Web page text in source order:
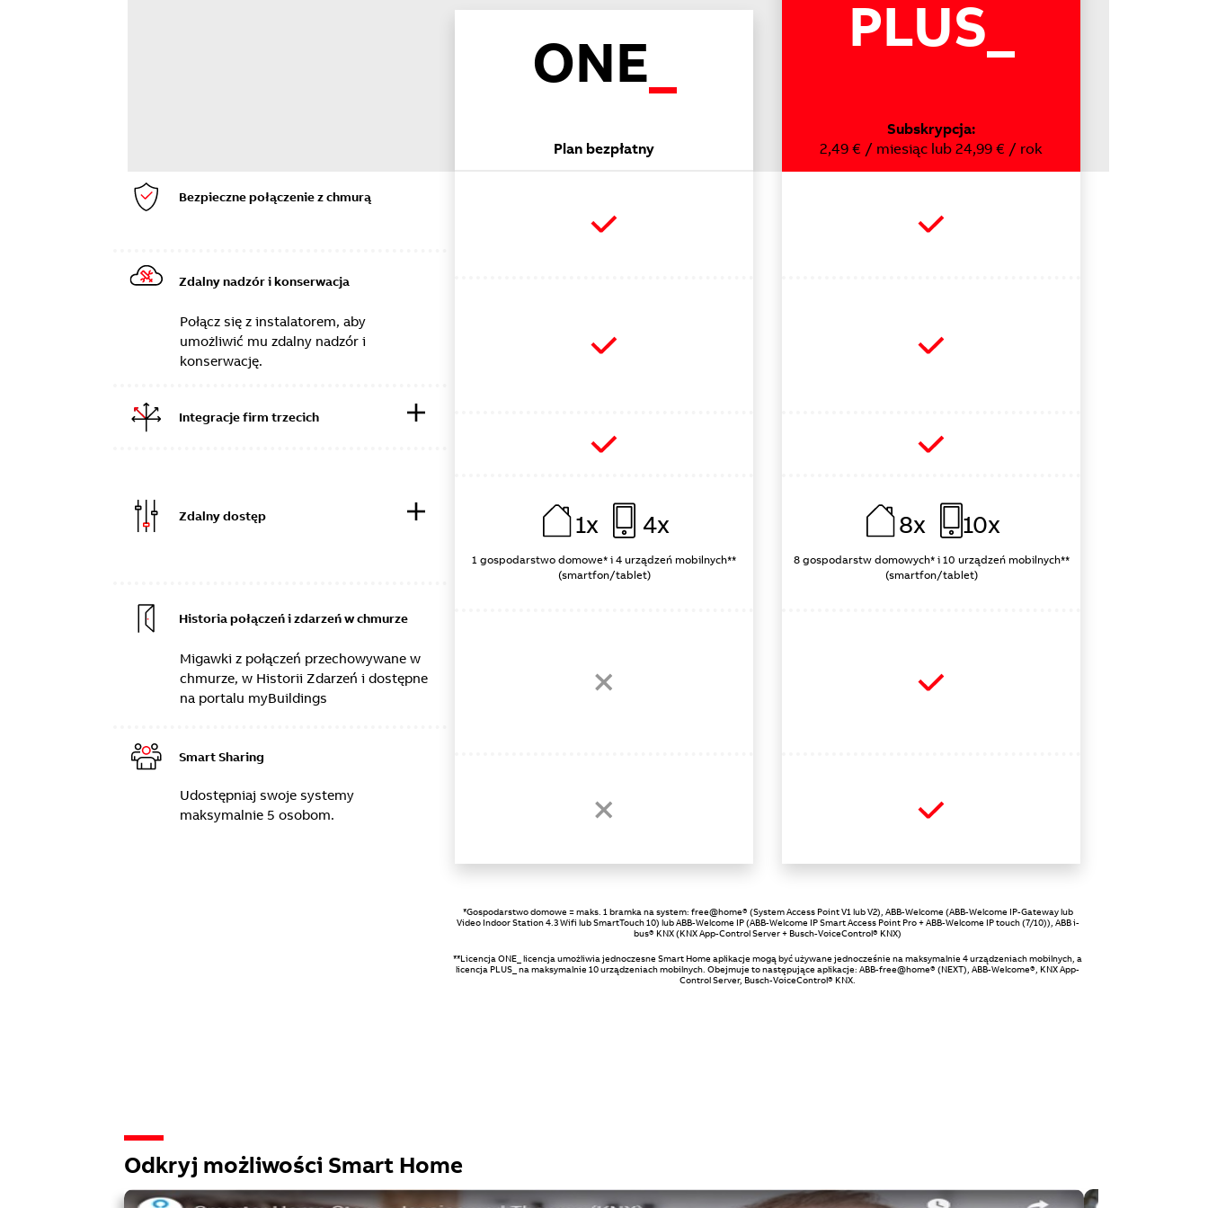
Bezpieczne połączenie z chmurą
Zdalny nadzór i konserwacja
Połącz się z instalatorem, aby
umożliwić mu zdalny nadzór i
konserwację.
Integracje firm trzecich
Zdalny dostęp
Historia połączeń i zdarzeń w chmurze
Migawki z połączeń przechowywane w
chmurze, w Historii Zdarzeń i dostępne
na portalu myBuildings
Smart Sharing
Udostępniaj swoje systemy
maksymalnie 5 osobom.
ONE
Plan bezpłatny
1x 4x
1 gospodarstwo domowe* i 4 urządzeń mobilnych**
(smartfon/tablet)
PLUS
Subskrypcja:
2,49 € / miesiąc lub 24,99 € / rok
8x 10x
8 gospodarstw domowych* i 10 urządzeń mobilnych**
(smartfon/tablet)
*Gospodarstwo domowe = maks. 1 bramka na system: free@home® (System Access Point V1 lub V2), ABB-Welcome (ABB-Welcome IP-Gateway lub
Video Indoor Station 4.3 Wifi lub SmartTouch 10) lub ABB-Welcome IP (ABB-Welcome IP Smart Access Point Pro + ABB-Welcome IP touch (7/10)), ABB i-
bus® KNX (KNX App-Control Server + Busch-VoiceControl® KNX)
**Licencja ONE_ licencja umożliwia jednoczesne Smart Home aplikacje mogą być używane jednocześnie na maksymalnie 4 urządzeniach mobilnych, a
licencja PLUS_ na maksymalnie 10 urządzeniach mobilnych. Obejmuje to następujące aplikacje: ABB-free@home® (NEXT), ABB-Welcome®, KNX App-
Control Server, Busch-VoiceControl® KNX.
Odkryj możliwości Smart Home